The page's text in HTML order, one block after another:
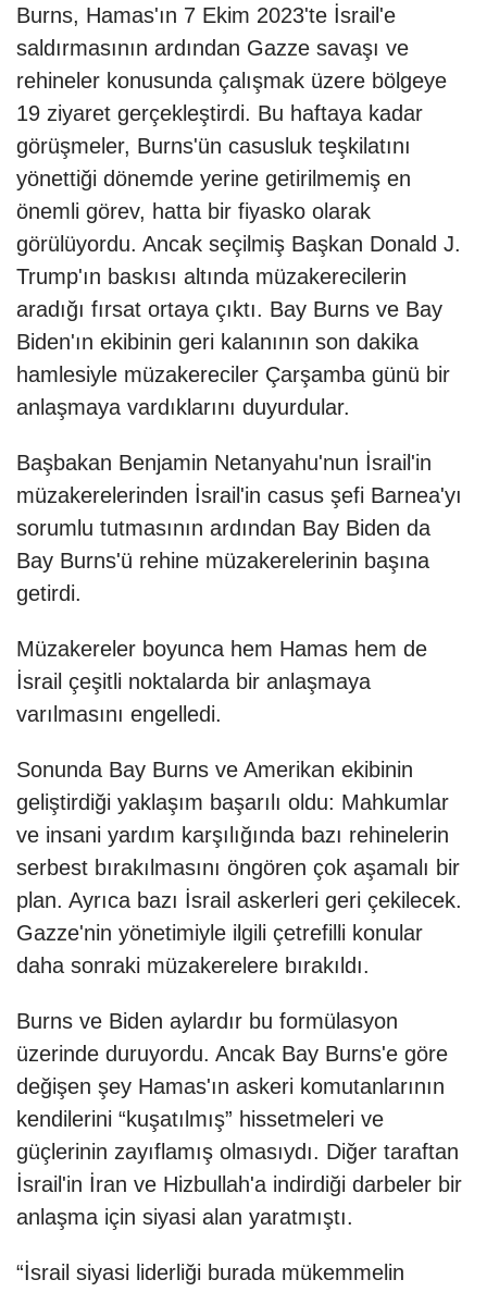
Burns, Hamas'ın 7 Ekim 2023'te İsrail'e
saldırmasının ardından Gazze savaşı ve
rehineler konusunda çalışmak üzere bölgeye
19 ziyaret gerçekleştirdi. Bu haftaya kadar
görüşmeler, Burns'ün casusluk teşkilatını
yönettiği dönemde yerine getirilmemiş en
önemli görev, hatta bir fiyasko olarak
görülüyordu. Ancak seçilmiş Başkan Donald J.
Trump'ın baskısı altında müzakerecilerin
aradığı fırsat ortaya çıktı. Bay Burns ve Bay
Biden'ın ekibinin geri kalanının son dakika
hamlesiyle müzakereciler Çarşamba günü bir
anlaşmaya vardıklarını duyurdular.
Başbakan Benjamin Netanyahu'nun İsrail'in
müzakerelerinden İsrail'in casus şefi Barnea'yı
sorumlu tutmasının ardından Bay Biden da
Bay Burns'ü rehine müzakerelerinin başına
getirdi.
Müzakereler boyunca hem Hamas hem de
İsrail çeşitli noktalarda bir anlaşmaya
varılmasını engelledi.
Sonunda Bay Burns ve Amerikan ekibinin
geliştirdiği yaklaşım başarılı oldu: Mahkumlar
ve insani yardım karşılığında bazı rehinelerin
serbest bırakılmasını öngören çok aşamalı bir
plan. Ayrıca bazı İsrail askerleri geri çekilecek.
Gazze'nin yönetimiyle ilgili çetrefilli konular
daha sonraki müzakerelere bırakıldı.
Burns ve Biden aylardır bu formülasyon
üzerinde duruyordu. Ancak Bay Burns'e göre
değişen şey Hamas'ın askeri komutanlarının
kendilerini “kuşatılmış” hissetmeleri ve
güçlerinin zayıflamış olmasıydı. Diğer taraftan
İsrail'in İran ve Hizbullah'a indirdiği darbeler bir
anlaşma için siyasi alan yaratmıştı.
“İsrail siyasi liderliği burada mükemmelin